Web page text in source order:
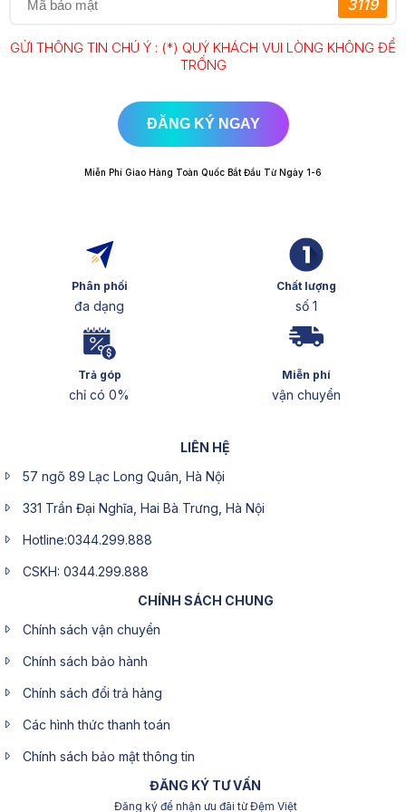
3119
GỬI THÔNG TIN CHÚ Ý : (*) QUÝ KHÁCH VUI LÒNG KHÔNG ĐỂ
TRỐNG
ĐĂNG KÝ NGAY
Miễn Phí Giao Hàng Toàn Quốc Bắt Đầu Từ Ngày 1-6
Phân phối
đa dạng
Chất lượng
số 1
Trả góp
chỉ có 0%
Miễn phí
vận chuyển
LIÊN HỆ
57 ngõ 89 Lạc Long Quân, Hà Nội
331 Trần Đại Nghĩa, Hai Bà Trưng, Hà Nội
Hotline:0344.299.888
CSKH: 0344.299.888
CHÍNH SÁCH CHUNG
Chính sách vận chuyển
Chính sách bảo hành
Chính sách đổi trả hàng
Các hình thức thanh toán
Chính sách bảo mật thông tin
ĐĂNG KÝ TƯ VẤN
Đăng ký để nhận ưu đãi từ Đệm Việt